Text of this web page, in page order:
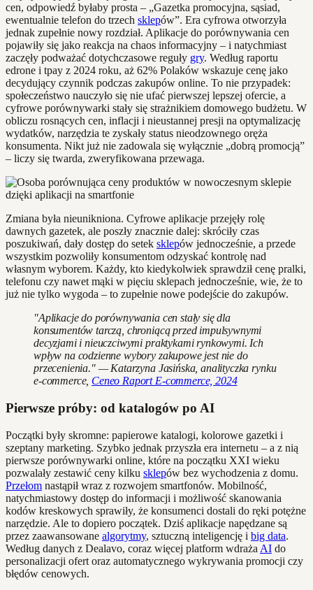
cen, odpowiedź byłaby prosta – „Gazetka promocyjna, sąsiad,
ewentualnie telefon do trzech sklepów”. Era cyfrowa otworzyła
jednak zupełnie nowy rozdział. Aplikacje do porównywania cen
pojawiły się jako reakcja na chaos informacyjny – i natychmiast
zaczęły podważać dotychczasowe reguły gry. Według raportu
edrone i tpay z 2024 roku, aż 62% Polaków wskazuje cenę jako
decydujący czynnik podczas zakupów online. To nie przypadek:
społeczeństwo nauczyło się nie ufać pierwszej lepszej ofercie, a
cyfrowe porównywarki stały się strażnikiem domowego budżetu. W
obliczu rosnących cen, inflacji i nieustannej presji na optymalizację
wydatków, narzędzia te zyskały status nieodzownego oręża
konsumenta. Nikt już nie zadowala się wyłącznie „dobrą promocją”
– liczy się twarda, zweryfikowana przewaga.
Zmiana była nieunikniona. Cyfrowe aplikacje przejęły rolę
dawnych gazetek, ale poszły znacznie dalej: skróciły czas
poszukiwań, dały dostęp do setek sklepów jednocześnie, a przede
wszystkim pozwoliły konsumentom odzyskać kontrolę nad
własnym wyborem. Każdy, kto kiedykolwiek sprawdził cenę pralki,
telefonu czy nawet mąki w pięciu sklepach jednocześnie, wie, że to
już nie tylko wygoda – to zupełnie nowe podejście do zakupów.
"Aplikacje do porównywania cen stały się dla
konsumentów tarczą, chroniącą przed impulsywnymi
decyzjami i nieuczciwymi praktykami rynkowymi. Ich
wpływ na codzienne wybory zakupowe jest nie do
przecenienia." — Katarzyna Jasińska, analityczka rynku
e-commerce, Ceneo Raport E-commerce, 2024
Pierwsze próby: od katalogów po AI
Początki były skromne: papierowe katalogi, kolorowe gazetki i
szeptany marketing. Szybko jednak przyszła era internetu – a z nią
pierwsze porównywarki online, które na początku XXI wieku
pozwalały zestawić ceny kilku sklepów bez wychodzenia z domu.
Przełom nastąpił wraz z rozwojem smartfonów. Mobilność,
natychmiastowy dostęp do informacji i możliwość skanowania
kodów kreskowych sprawiły, że konsumenci dostali do ręki potężne
narzędzie. Ale to dopiero początek. Dziś aplikacje napędzane są
przez zaawansowane algorytmy, sztuczną inteligencję i big data.
Według danych z Dealavo, coraz więcej platform wdraża AI do
personalizacji ofert oraz automatycznego wykrywania promocji czy
błędów cenowych.